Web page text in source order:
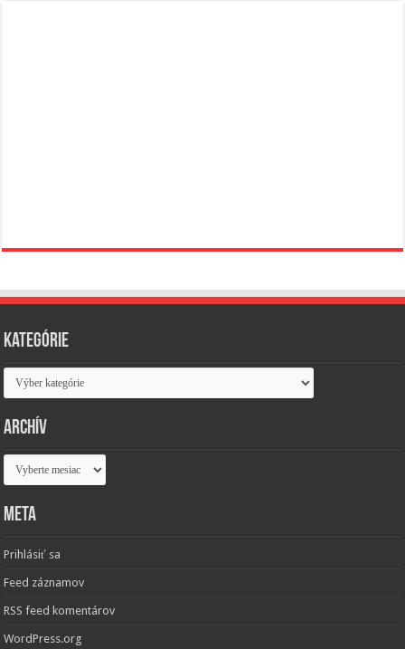
Kategórie
Kategórie
Archív
Archív
Meta
Prihlásiť sa
Feed záznamov
RSS feed komentárov
WordPress.org